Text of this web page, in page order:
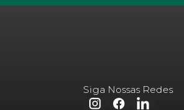
Siga Nossas Redes